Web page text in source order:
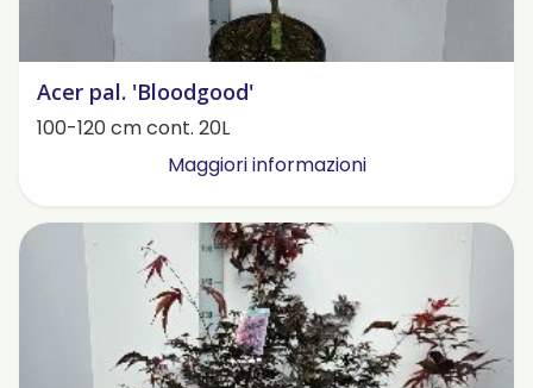
Acer pal. 'Bloodgood'
100-120 cm cont. 20L
Maggiori informazioni